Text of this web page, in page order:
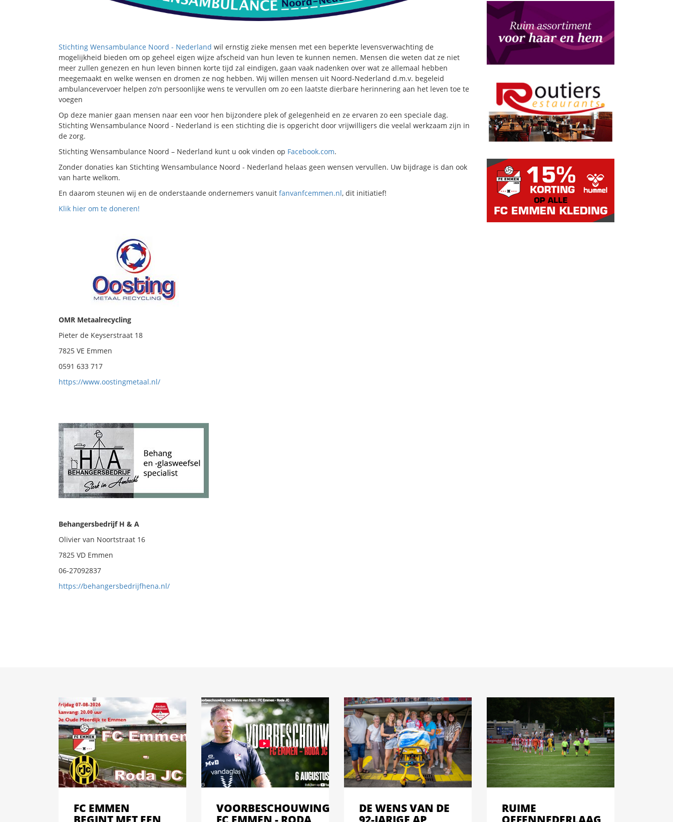
Stichting Wensambulance Noord - Nederland wil ernstig zieke mensen met een beperkte levensverwachting de
mogelijkheid bieden om op geheel eigen wijze afscheid van hun leven te kunnen nemen. Mensen die weten dat ze niet
meer zullen genezen en hun leven binnen korte tijd zal eindigen, gaan vaak nadenken over wat ze allemaal hebben
meegemaakt en welke wensen en dromen ze nog hebben. Wij willen mensen uit Noord-Nederland d.m.v. begeleid
ambulancevervoer helpen zo'n persoonlijke wens te vervullen om zo een laatste dierbare herinnering aan het leven toe te
voegen
Op deze manier gaan mensen naar een voor hen bijzondere plek of gelegenheid en ze ervaren zo een speciale dag.
Stichting Wensambulance Noord - Nederland is een stichting die is opgericht door vrijwilligers die veelal werkzaam zijn in
de zorg.
Stichting Wensambulance Noord – Nederland kunt u ook vinden op Facebook.com.
Zonder donaties kan Stichting Wensambulance Noord - Nederland helaas geen wensen vervullen. Uw bijdrage is dan ook
van harte welkom.
En daarom steunen wij en de onderstaande ondernemers vanuit fanvanfcemmen.nl, dit initiatief!
Klik hier om te doneren!
OMR Metaalrecycling
Pieter de Keyserstraat 18
7825 VE Emmen
0591 633 717
https://www.oostingmetaal.nl/
Behangersbedrijf H & A
Olivier van Noortstraat 16
7825 VD Emmen
06-27092837
https://behangersbedrijfhena.nl/
FC EMMEN
VOORBESCHOUWING
DE WENS VAN DE
RUIME